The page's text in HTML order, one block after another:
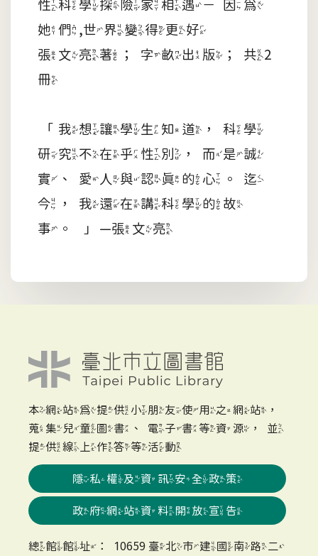
性科學探險家相遇－因為
她們,世界變得更好
張文亮著；字畝出版；共2
冊
「我想讓學生知道，科學
研究不在乎性別，而是誠
實、愛人與認真的心。迄
今，我還在講科學的故
事。」—張文亮
本網站為提供小朋友使用之網站，
蒐集兒童圖書、電子書等資源，並
提供線上作答等活動
隱私權及資訊安全政策
政府網站資料開放宣告
總館館址：10659 臺北市建國南路二